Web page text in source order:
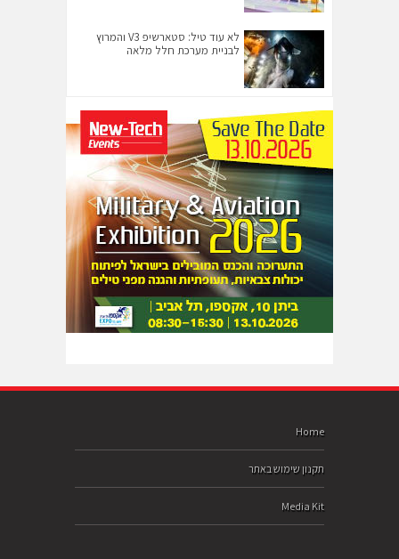
לא עוד טיל: סטארשיפ V3 והמרוץ
לבניית מערכת חלל מלאה
Home
תקנון שימוש באתר
Media Kit